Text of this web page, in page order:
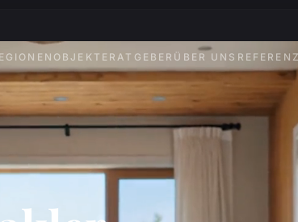
OBJEKTE RATGEBER ÜBER UNS